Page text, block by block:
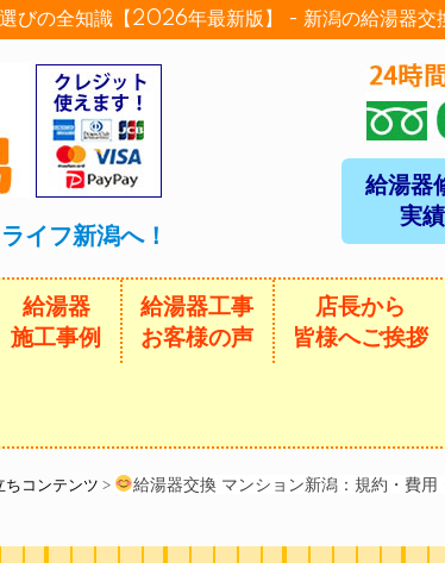
びの全知識【2026年最新版】 - 新潟の給湯器交
イフ新潟へ！
給湯器
実
給湯器
施工事例
給湯器工事
お客様の声
店長から
皆様へご挨拶
ちコンテンツ >
給湯器交換 マンション新潟：規約・費用